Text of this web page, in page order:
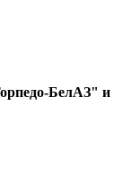
БелАЗ" и